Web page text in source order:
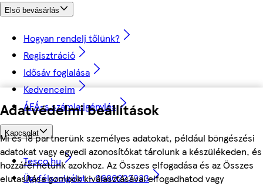
Adatvédelmi beállítások
Mi és 18 partnerünk személyes adatokat, például böngészési
adatokat vagy egyedi azonosítókat tárolunk a készülékeden, és
hozzáférhetünk azokhoz. Az Összes elfogadása és az Összes
elutasítása gombok kiválasztásával elfogadhatod vagy
Első bevásárlás
Hogyan rendelj tőlünk?
Regisztráció
Idősáv foglalása
Kedvenceim
ÁFÁ-s számla igénylés
Kapcsolat
Tesco.hu
Ügyfélszolgálat - 0680222333